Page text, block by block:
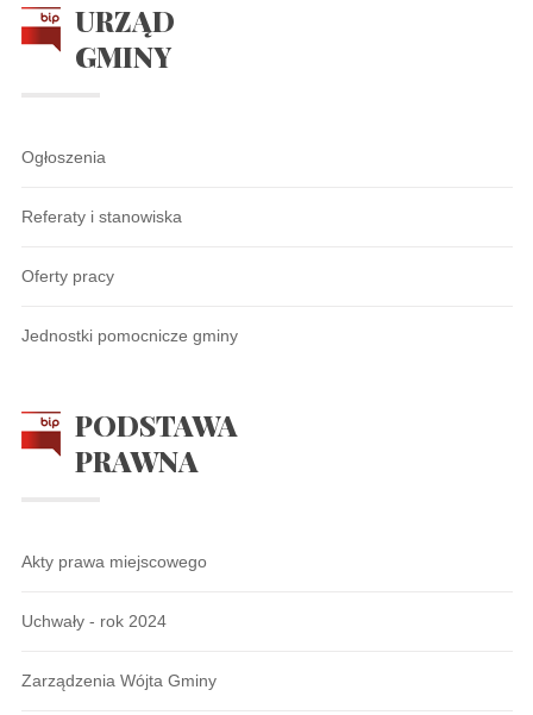
URZĄD
GMINY
Ogłoszenia
Referaty i stanowiska
Oferty pracy
Jednostki pomocnicze gminy
PODSTAWA
PRAWNA
Akty prawa miejscowego
Uchwały - rok 2024
Zarządzenia Wójta Gminy